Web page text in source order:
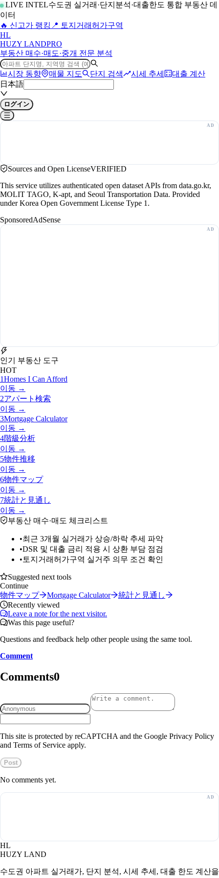
LIVE INTEL수도권 실거래·단지분석·대출한도 통합 부동산 데
이터
🔥 신고가 랭킹 📍 토지거래허가구역
HL
HUZY LANDPRO
부동산 매수·매도·중개 전문 분석
시장 동향 매물 지도 단지 검색 시세 추세
대출 계산
日本語
ログイン
Sources and Open LicenseVERIFIED
This service utilizes authenticated open dataset APIs from data.go.kr,
MOLIT TAGO, K-apt, and Seoul Transportation Data. Provided
under Korea Open Government License Type 1.
SponsoredAdSense
인기 부동산 도구
HOT
1Homes I Can Afford
이동 →
2アパート検索
이동 →
3Mortgage Calculator
이동 →
4階級分析
이동 →
5物件推移
이동 →
6物件マップ
이동 →
7統計と見通し
이동 →
부동산 매수·매도 체크리스트
•최근 3개월 실거래가 상승/하락 추세 파악
•DSR 및 대출 금리 적용 시 상환 부담 점검
• 토지거래허가구역 실거주 의무 조건 확인
Suggested next tools
Continue
物件マップ
Mortgage Calculator
統計と見通し
Recently viewed
Leave a note for the next visitor.
Was this page useful?
Questions and feedback help other people using the same tool.
Comment
Comments0
This site is protected by reCAPTCHA and the Google Privacy Policy
and Terms of Service apply.
Post
No comments yet.
HL
HUZY LAND
수도권 아파트 실거래가, 단지 분석, 시세 추세, 대출 한도 계산을